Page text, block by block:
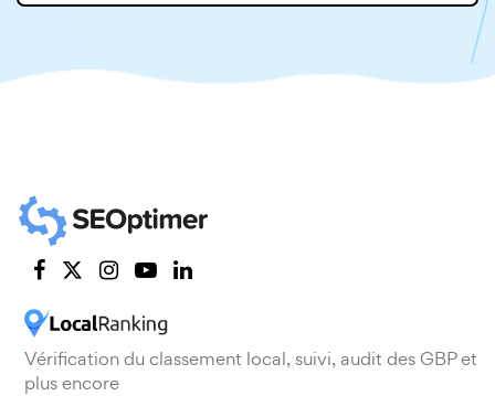
Vérification du classement local, suivi, audit des GBP et
plus encore